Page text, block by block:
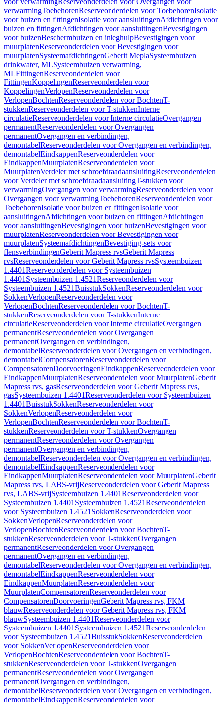
voor verwarmingReserveonderdelen voor Overgangen voor
verwarmingToebehorenReserveonderdelen voor ToebehorenIsolatie
voor buizen en fittingenIsolatie voor aansluitingenAfdichtingen voor
buizen en fittingenAfdichtingen voor aansluitingenBevestigingen
voor buizenBeschermbuizen en inleghulpBevestigingen voor
muurplatenReserveonderdelen voor Bevestigingen voor
muurplatenSysteemafdichtingenGeberit MeplaSysteembuizen
drinkwater, MLSysteembuizen verwarming,
MLFittingenReserveonderdelen voor
FittingenKoppelingenReserveonderdelen voor
KoppelingenVerlopenReserveonderdelen voor
VerlopenBochtenReserveonderdelen voor BochtenT-
stukkenReserveonderdelen voor T-stukkenInterne
circulatieReserveonderdelen voor Interne circulatieOvergangen
permanentReserveonderdelen voor Overgangen
permanentOvergangen en verbindingen,
demontabelReserveonderdelen voor Overgangen en verbindingen,
demontabelEindkappenReserveonderdelen voor
EindkappenMuurplatenReserveonderdelen voor
MuurplatenVerdeler met schroefdraadaansluitingReserveonderdelen
voor Verdeler met schroefdraadaansluitingT-stukken voor
verwarmingOvergangen voor verwarmingReserveonderdelen voor
Overgangen voor verwarmingToebehorenReserveonderdelen voor
ToebehorenIsolatie voor buizen en fittingenIsolatie voor
aansluitingenAfdichtingen voor buizen en fittingenAfdichtingen
voor aansluitingenBevestigingen voor buizenBevestigingen voor
muurplatenReserveonderdelen voor Bevestigingen voor
muurplatenSysteemafdichtingenBevestiging-sets voor
flensverbindingenGeberit Mapress rvsGeberit Mapress
rvsReserveonderdelen voor Geberit Mapress rvsSysteembuizen
1.4401Reserveonderdelen voor Systeembuizen
1.4401 Systeembuizen 1.4521Reserveonderdelen voor
Systeembuizen 1.4521BuisstukSokkenReserveonderdelen voor
SokkenVerlopenReserveonderdelen voor
VerlopenBochtenReserveonderdelen voor BochtenT-
stukkenReserveonderdelen voor T-stukkenInterne
circulatieReserveonderdelen voor Interne circulatieOvergangen
permanentReserveonderdelen voor Overgangen
permanentOvergangen en verbindingen,
demontabelReserveonderdelen voor Overgangen en verbindingen,
demontabelCompensatorenReserveonderdelen voor
CompensatorenDoorvoeringenEindkappenReserveonderdelen voor
EindkappenMuurplatenReserveonderdelen voor MuurplatenGeberit
Mapress rvs, gasReserveonderdelen voor Geberit Mapress rvs,
gasSysteembuizen 1.4401Reserveonderdelen voor Systeembuizen
1.4401BuisstukSokkenReserveonderdelen voor
SokkenVerlopenReserveonderdelen voor
VerlopenBochtenReserveonderdelen voor BochtenT-
stukkenReserveonderdelen voor T-stukkenOvergangen
permanentReserveonderdelen voor Overgangen
permanentOvergangen en verbindingen,
demontabelReserveonderdelen voor Overgangen en verbindingen,
demontabelEindkappenReserveonderdelen voor
EindkappenMuurplatenReserveonderdelen voor MuurplatenGeberit
Mapress rvs, LABS-vrijReserveonderdelen voor Geberit Mapress
rvs, LABS-vrijSysteembuizen 1.4401Reserveonderdelen voor
Systeembuizen 1.4401 Systeembuizen 1.4521Reserveonderdelen
voor Systeembuizen 1.4521 SokkenReserveonderdelen voor
SokkenVerlopenReserveonderdelen voor
VerlopenBochtenReserveonderdelen voor BochtenT-
stukkenReserveonderdelen voor T-stukkenOvergangen
permanentReserveonderdelen voor Overgangen
permanentOvergangen en verbindingen,
demontabelReserveonderdelen voor Overgangen en verbindingen,
demontabelEindkappenReserveonderdelen voor
EindkappenMuurplatenReserveonderdelen voor
MuurplatenCompensatorenReserveonderdelen voor
CompensatorenDoorvoeringenGeberit Mapress rvs, FKM
blauwReserveonderdelen voor Geberit Mapress rvs, FKM
blauwSysteembuizen 1.4401Reserveonderdelen voor
Systeembuizen 1.4401 Systeembuizen 1.4521Reserveonderdelen
voor Systeembuizen 1.4521BuisstukSokkenReserveonderdelen
voor SokkenVerlopenReserveonderdelen voor
VerlopenBochtenReserveonderdelen voor BochtenT-
stukkenReserveonderdelen voor T-stukkenOvergangen
permanentReserveonderdelen voor Overgangen
permanentOvergangen en verbindingen,
demontabelReserveonderdelen voor Overgangen en verbindingen,
demontabelEindkappenReserveonderdelen voor